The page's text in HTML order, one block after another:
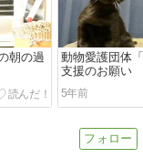
朝の過
動物愛護団体
支援のお願い
5年前